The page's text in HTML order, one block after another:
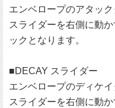
エンベロープのアタッ
スライダーを右側に動
ックとなります。
■DECAY スライダー
エンベロープのディケ
スライダーを右側に動